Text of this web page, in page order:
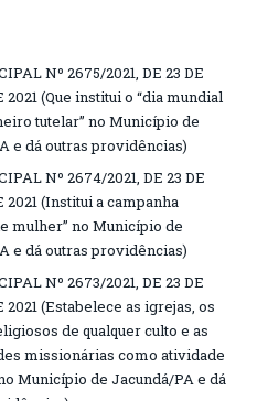
Nº 2675/2021, DE 23 DE
2021 (Que institui o “dia mundial
tutelar” no Município de
e dá outras providências)
Nº 2674/2021, DE 23 DE
2021 (Institui a campanha
mulher” no Município de
e dá outras providências)
Nº 2673/2021, DE 23 DE
2021 (Estabelece as igrejas, os
de qualquer culto e as
missionárias como atividade
Município de Jacundá/PA e dá